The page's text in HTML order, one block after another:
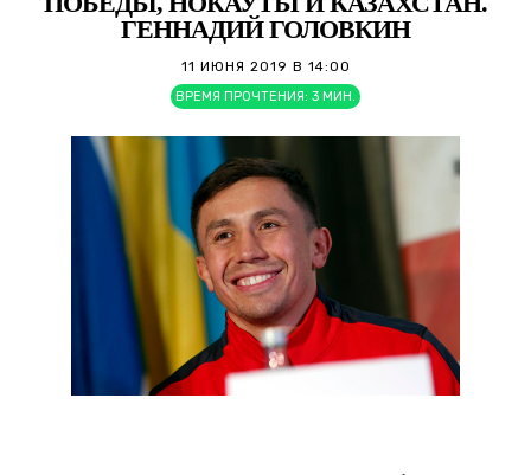
ГЕННАДИЙ ГОЛОВКИН
11 ИЮНЯ 2019 В 14:00
ВРЕМЯ ПРОЧТЕНИЯ: 3 МИН.